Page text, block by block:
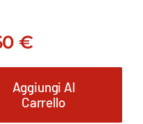
€
Aggiungi Al
Carrello